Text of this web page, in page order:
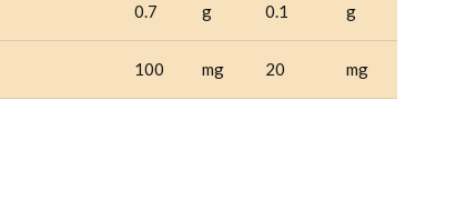
0.7 g 0.1 g
100 mg 20 mg